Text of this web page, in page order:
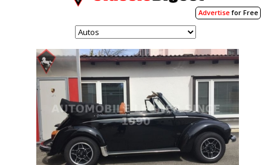
Advertisefor Free